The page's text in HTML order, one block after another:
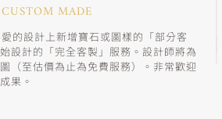
CUSTOM MADE
的設計上新增寶石或圖樣的「部分客
設計的「完全客製」服務。設計師將為
（至估價為止為免費服務）。非常歡迎
果。